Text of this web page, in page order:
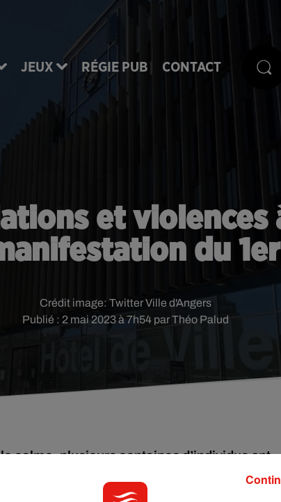
JEUX RÉGIE PUB CONTACT
et violences
du 1er
Publié : 2 mai 2023 à 7h54 par Théo Palud
Crédit image: Twitter Ville d'Angers
calme, plusieurs centaines d’individus ont
notamment vandalisée.